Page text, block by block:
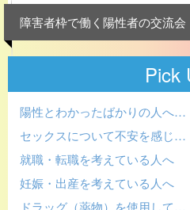
障害者枠で働く陽性者の交流会
Pick
陽性とわかったばかりの人へ…
セックスについて不安を感じ…
就職・転職を考えている人へ
妊娠・出産を考えている人へ
ドラッグ（薬物）を使用して…